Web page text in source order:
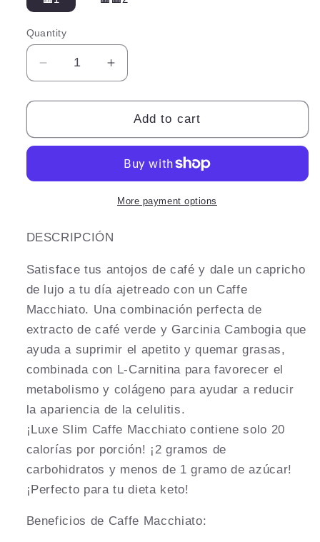
Quantity
Quantity
Decrease
quantity
for
Slim
-
dieta
cafe
Increase
quantity
for
Luxe
Slim
Macchiato
-
Para
dieta
cafe
Add to cart
More payment options
DESCRIPCIÓN
Satisface tus antojos de café y dale un capricho
de lujo a tu día ajetreado con un Caffe
Macchiato. Una combinación perfecta de
extracto de café verde y Garcinia Cambogia que
ayuda a suprimir el apetito y quemar grasas,
combinada con L-Carnitina para favorecer el
metabolismo y colágeno para ayudar a reducir
la apariencia de la celulitis.
¡Luxe Slim Caffe Macchiato contiene solo 20
calorías por porción! ¡2 gramos de
carbohidratos y menos de 1 gramo de azúcar!
¡Perfecto para tu dieta keto!
Beneficios de Caffe Macchiato: